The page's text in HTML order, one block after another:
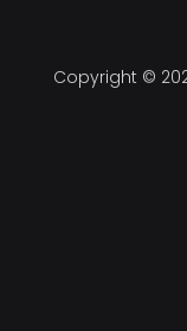
Copyright ©